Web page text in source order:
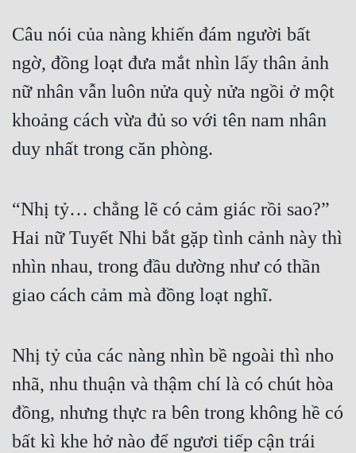
Câu nói của nàng khiến đám người bất
ngờ, đồng loạt đưa mắt nhìn lấy thân ảnh
nữ nhân vẫn luôn nửa quỳ nửa ngồi ở một
khoảng cách vừa đủ so với tên nam nhân
duy nhất trong căn phòng.
“Nhị tỷ… chẳng lẽ có cảm giác rồi sao?”
Hai nữ Tuyết Nhi bắt gặp tình cảnh này thì
nhìn nhau, trong đầu dường như có thần
giao cách cảm mà đồng loạt nghĩ.
Nhị tỷ của các nàng nhìn bề ngoài thì nho
nhã, nhu thuận và thậm chí là có chút hòa
đồng, nhưng thực ra bên trong không hề có
bất kì khe hở nào để ngươi tiếp cận trái